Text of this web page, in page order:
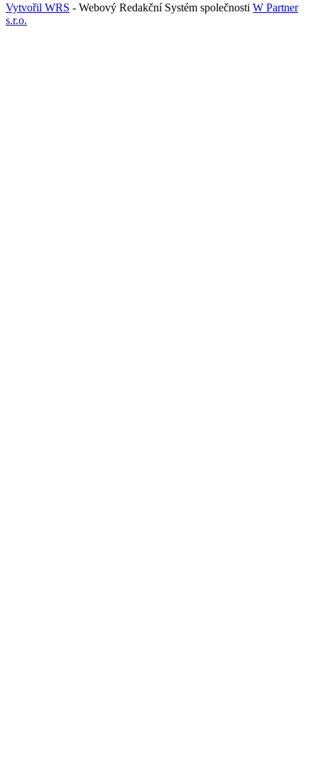
Vytvořil WRS - Webový Redakční Systém společnosti W Partner
s.r.o.